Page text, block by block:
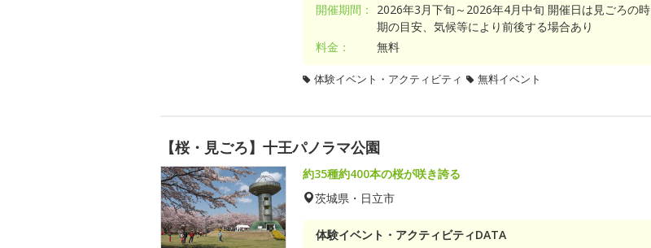
開催期間：
2026年3月下旬～2026年4月中旬 開催日は見ごろの時
期の目安、気候等により前後する場合あり
料金：
無料
体験イベント・アクティビティ 無料イベント
【桜・見ごろ】十王パノラマ公園
約35種約400本の桜が咲き誇る
茨城県・日立市
体験イベント・アクティビティDATA